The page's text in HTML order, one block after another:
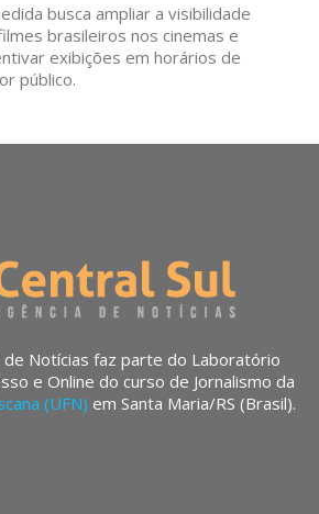
busca ampliar a visibilidade
brasileiros nos cinemas e
exibições em horários de
público.
de Notícias faz parte do Laboratório
e Online do curso de Jornalismo da
(UFN) em Santa Maria/RS (Brasil).